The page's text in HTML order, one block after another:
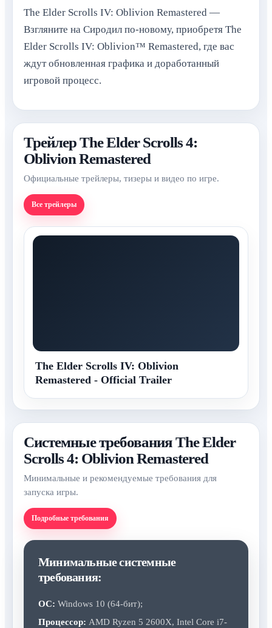
The Elder Scrolls IV: Oblivion Remastered —
Взгляните на Сиродил по-новому, приобретя The
Elder Scrolls IV: Oblivion™ Remastered, где вас
ждут обновленная графика и доработанный
игровой процесс.
Трейлер The Elder Scrolls 4:
Oblivion Remastered
Официальные трейлеры, тизеры и видео по игре.
Все трейлеры
The Elder Scrolls IV: Oblivion
Remastered - Official Trailer
Системные требования The Elder
Scrolls 4: Oblivion Remastered
Минимальные и рекомендуемые требования для
запуска игры.
Подробные требования
Минимальные системные
требования:
ОС: Windows 10 (64-бит);
Процессор: AMD Ryzen 5 2600X, Intel Core i7-